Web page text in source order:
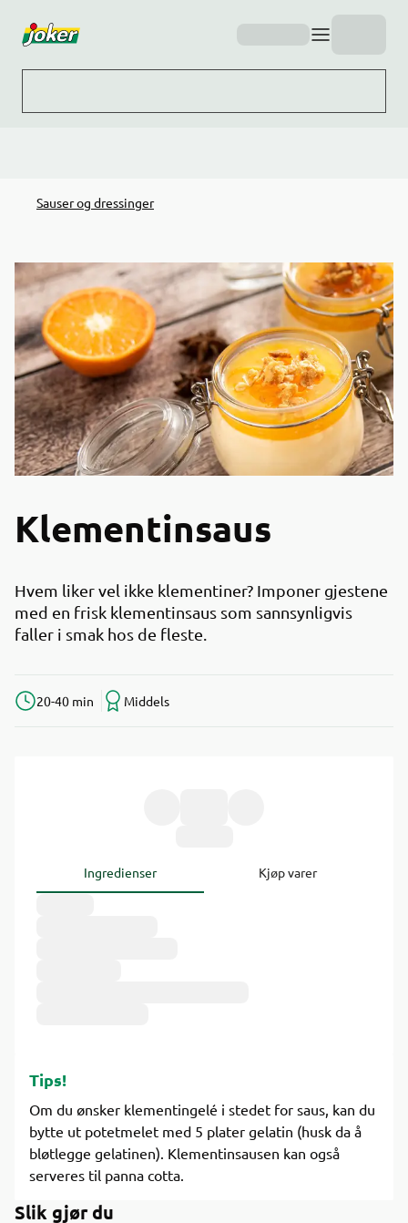
Sauser og dressinger
Klementinsaus
Hvem liker vel ikke klementiner? Imponer gjestene
med en frisk klementinsaus som sannsynligvis
faller i smak hos de fleste.
20-40 min Middels
Ingredienser Kjøp varer
Tips!
Om du ønsker klementingelé i stedet for saus, kan du
bytte ut potetmelet med 5 plater gelatin (husk da å
bløtlegge gelatinen). Klementinsausen kan også
serveres til panna cotta.
Slik gjør du